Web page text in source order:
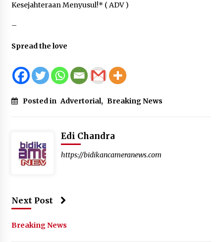
Kesejahteraan Menyusul!* ( ADV )
–
Spread the love
Posted in Advertorial, Breaking News
Edi Chandra
https://bidikancameranews.com
Next Post
Breaking News